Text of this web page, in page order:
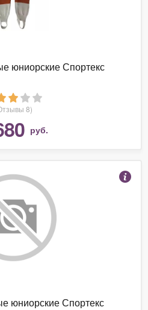
юниорские Спортекс
8)
руб.
юниорские Спортекс